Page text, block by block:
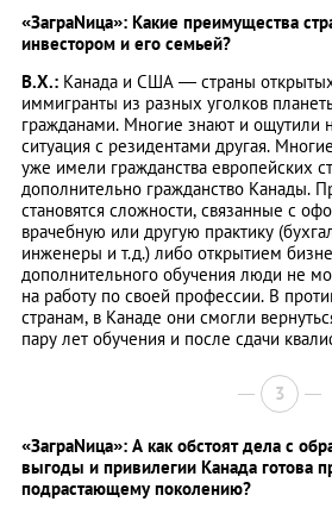
«ЗаграNица»: Какие преимущества
инвестором и его семьей?
В.Х.: Канада и США — страны
иммигранты из разных уголков
гражданами. Многие знают и ощутили
ситуация с резидентами другая.
уже имели гражданства европейских
дополнительно гражданство Канады.
становятся сложности, связанные с
врачебную или другую практику
инженеры и т.д.) либо открытием
дополнительного обучения люди не
на работу по своей профессии. В
странам, в Канаде они смогли
пару лет обучения и после сдачи
3
«ЗаграNица»: А как обстоят дела с
выгоды и привилегии Канада готова
подрастающему поколению?